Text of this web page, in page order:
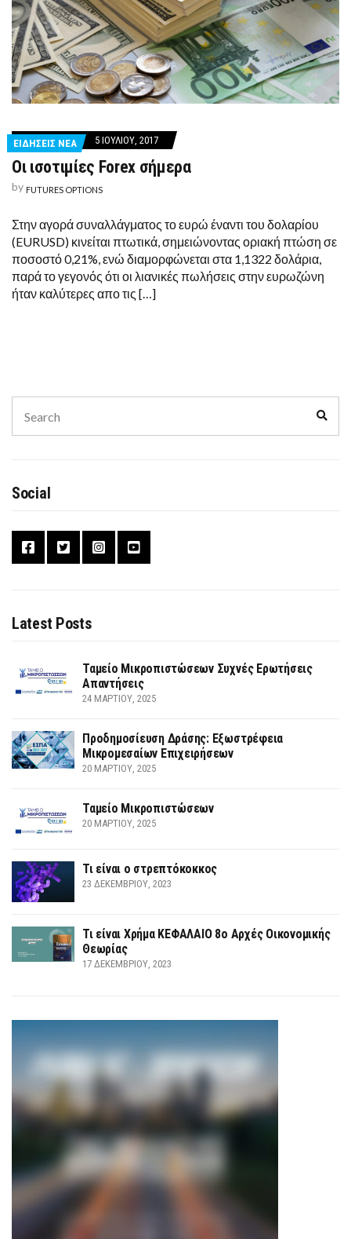
ΕΙΔΗΣΕΙΣ ΝΕΑ 5 ΙΟΥΛΊΟΥ, 2017
Οι ισοτιμίες Forex σήμερα
by FUTURES OPTIONS
Στην αγορά συναλλάγματος το ευρώ έναντι του δολαρίου
(EURUSD) κινείται πτωτικά, σημειώνοντας οριακή πτώση σε
ποσοστό 0,21%, ενώ διαμορφώνεται στα 1,1322 δολάρια,
παρά το γεγονός ότι οι λιανικές πωλήσεις στην ευρωζώνη
ήταν καλύτερες απο τις […]
for:
Social
Latest Posts
Ταμείο Μικροπιστώσεων Συχνές Ερωτήσεις
Απαντήσεις
24 ΜΑΡΤΊΟΥ, 2025
Προδημοσίευση Δράσης: Εξωστρέφεια
Μικρομεσαίων Επιχειρήσεων
20 ΜΑΡΤΊΟΥ, 2025
Ταμείο Μικροπιστώσεων
20 ΜΑΡΤΊΟΥ, 2025
Τι είναι ο στρεπτόκοκκος
23 ΔΕΚΕΜΒΡΊΟΥ, 2023
Τι είναι Χρήμα ΚΕΦΑΛΑΙΟ 8ο Αρχές Οικονομικής
Θεωρίας
17 ΔΕΚΕΜΒΡΊΟΥ, 2023